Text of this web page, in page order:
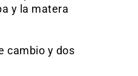
y la matera
cambio y dos